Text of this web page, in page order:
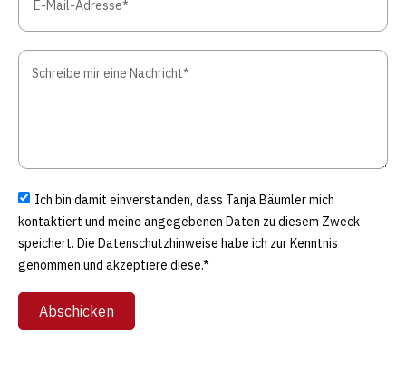
Ich bin damit einverstanden, dass Tanja Bäumler mich
kontaktiert und meine angegebenen Daten zu diesem Zweck
speichert. Die Datenschutzhinweise habe ich zur Kenntnis
genommen und akzeptiere diese.*
Abschicken